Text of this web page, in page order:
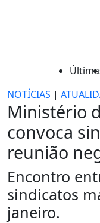
NOTÍCIAS |
Ministério
convoca
reunião
Encontro
sindicatos
janeiro.